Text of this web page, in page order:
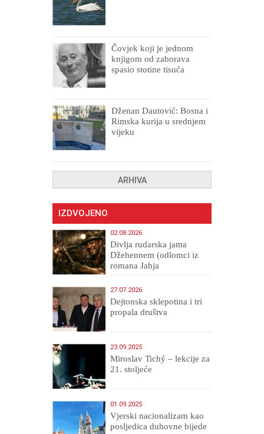
Čovjek koji je jednom
knjigom od zaborava
spasio stotine tisuća
Dženan Dautović: Bosna i
Rimska kurija u srednjem
vijeku
ARHIVA
IZDVOJENO
02.08.2026
Divlja rudarska jama
Džehennem (odlomci iz
romana Jahja
27.07.2026
Dejtonska sklepotina i tri
propala društva
23.09.2025
Miroslav Tichý – lekcije za
21. stoljeće
01.09.2025
​Vjerski nacionalizam kao
posljedica duhovne bijede